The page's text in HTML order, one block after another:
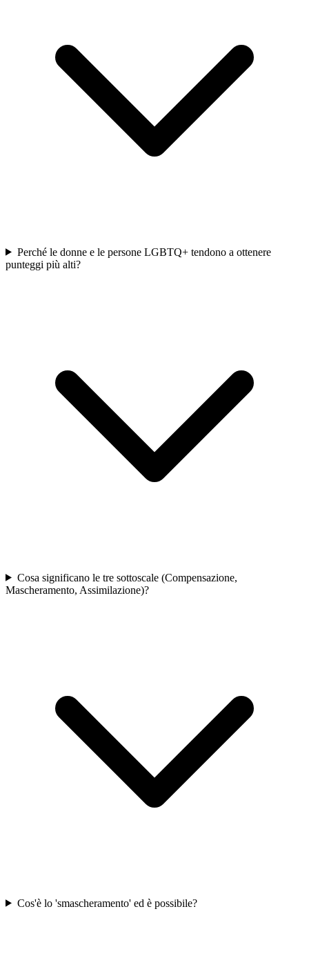
Perché le donne e le persone LGBTQ+ tendono a ottenere
punteggi più alti?
Cosa significano le tre sottoscale (Compensazione,
Mascheramento, Assimilazione)?
Cos'è lo 'smascheramento' ed è possibile?